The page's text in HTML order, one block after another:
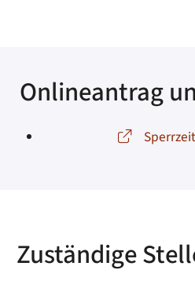
Onlineantrag
Zuständige